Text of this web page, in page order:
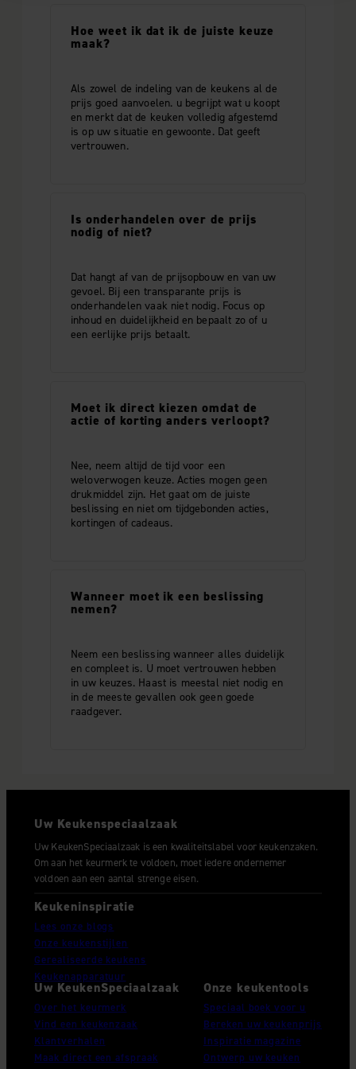
en om ons websiteverkeer te analyseren. Ook delen we
partners kunnen deze gegevens combineren met andere
informatie die u aan ze heeft verstrekt of die ze hebben
verzameld op basis van uw gebruik van hun services.
Hoe weet ik dat ik de juiste keuze
maak?
Als zowel de indeling van de keukens al de
prijs goed aanvoelen. u begrijpt wat u koopt
en merkt dat de keuken volledig afgestemd
is op uw situatie en gewoonte. Dat geeft
vertrouwen.
Is onderhandelen over de prijs
nodig of niet?
Dat hangt af van de prijsopbouw en van uw
gevoel. Bij een transparante prijs is
onderhandelen vaak niet nodig. Focus op
inhoud en duidelijkheid en bepaalt zo of u
een eerlijke prijs betaalt.
Moet ik direct kiezen omdat de
actie of korting anders verloopt?
Nee, neem altijd de tijd voor een
weloverwogen keuze. Acties mogen geen
drukmiddel zijn. Het gaat om de juiste
beslissing en niet om tijdgebonden acties,
kortingen of cadeaus.
Wanneer moet ik een beslissing
nemen?
Neem een beslissing wanneer alles duidelijk
en compleet is. U moet vertrouwen hebben
in uw keuzes. Haast is meestal niet nodig en
in de meeste gevallen ook geen goede
raadgever.
Uw Keukenspeciaalzaak
Uw KeukenSpeciaalzaak is een kwaliteitslabel voor keukenzaken.
Om aan het keurmerk te voldoen, moet iedere ondernemer
voldoen aan een aantal strenge eisen.
Keukeninspiratie
Lees onze blogs
Onze keukenstijlen
Gerealiseerde keukens
Keukenapparatuur
Uw KeukenSpeciaalzaak
Over het keurmerk
Vind een keukenzaak
Klantverhalen
Maak direct een afspraak
Onze keukentools
Speciaal boek voor u
Bereken uw keukenprijs
Inspiratie magazine
Ontwerp uw keuken